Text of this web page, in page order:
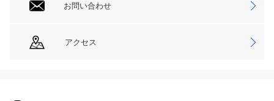
お問い合わせ
アクセス